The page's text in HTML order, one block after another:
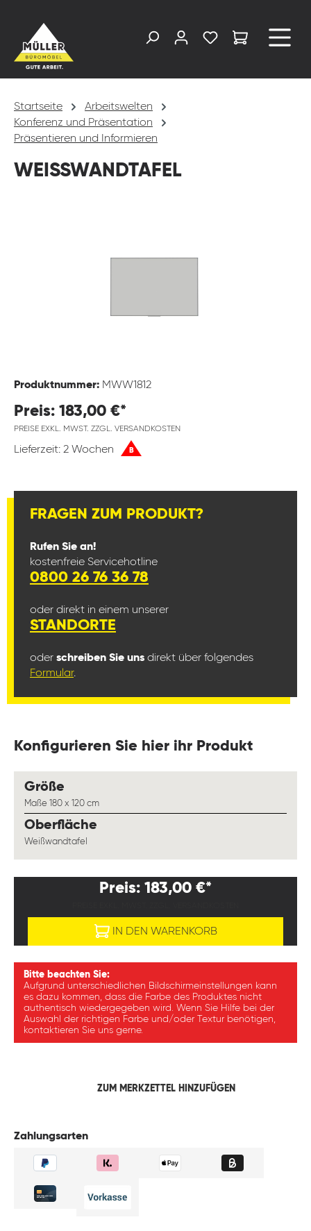
Startseite
Arbeitswelten
Konferenz und Präsentation
Präsentieren und Informieren
WEISSWANDTAFEL
Produktnummer: MWW1812
Preis: 183,00 €*
PREISE EXKL. MWST. ZZGL. VERSANDKOSTEN
Lieferzeit: 2 Wochen B
FRAGEN ZUM PRODUKT?
Rufen Sie an!
kostenfreie Servicehotline
0800 26 76 36 78
oder direkt in einem unserer
STANDORTE
oder schreiben Sie uns direkt über folgendes
Formular.
Konfigurieren Sie hier ihr Produkt
Größe
Maße 180 x 120 cm
Oberfläche
Weißwandtafel
Preis: 183,00 €*
IN DEN WARENKORB
Bitte beachten Sie:
Aufgrund unterschiedlichen Bildschirmeinstellungen kann
es dazu kommen, dass die Farbe des Produktes nicht
authentisch wiedergegeben wird. Wenn Sie Hilfe bei der
Auswahl der richtigen Farbe und/oder Textur benötigen,
kontaktieren Sie uns gerne.
ZUM MERKZETTEL HINZUFÜGEN
Zahlungsarten